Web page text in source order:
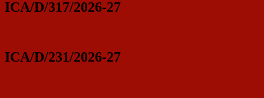
ICA/D/317/2026-27
ICA/D/231/2026-27